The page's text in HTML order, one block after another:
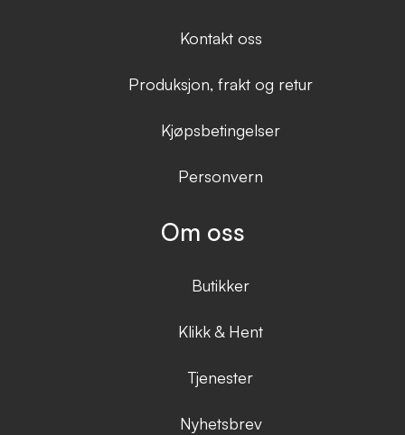
Kontakt oss
Produksjon, frakt og retur
Kjøpsbetingelser
Personvern
Om oss
Butikker
Klikk & Hent
Tjenester
Nyhetsbrev